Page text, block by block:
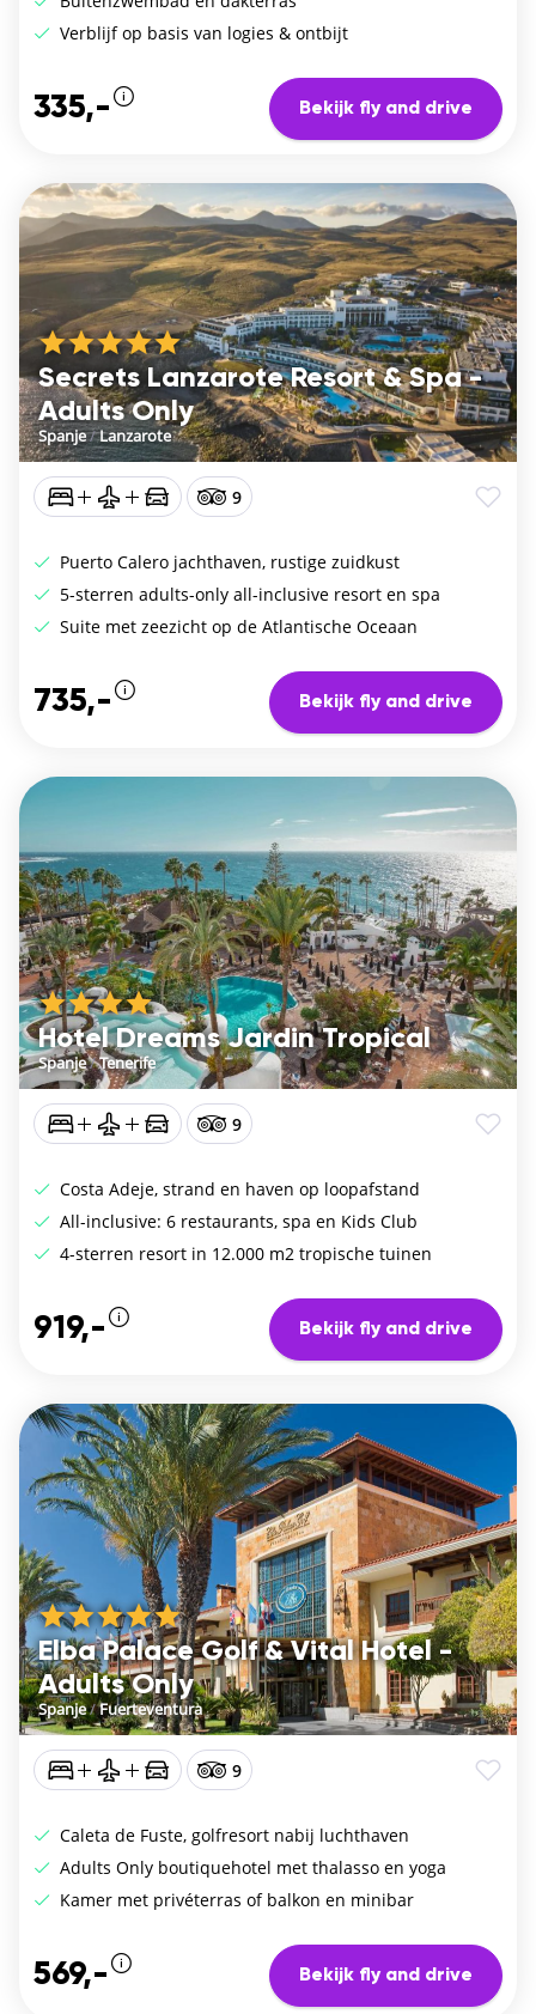
Verblijf op basis van logies & ontbijt
335,- Bekijk fly and drive
Secrets Lanzarote Resort & Spa -
Adults Only
Spanje/Lanzarote
9
Puerto Calero jachthaven, rustige zuidkust
5-sterren adults-only all-inclusive resort en spa
Suite met zeezicht op de Atlantische Oceaan
735,- Bekijk fly and drive
Hotel Dreams Jardin Tropical
Spanje/Tenerife
9
Costa Adeje, strand en haven op loopafstand
All-inclusive: 6 restaurants, spa en Kids Club
4-sterren resort in 12.000 m2 tropische tuinen
919,- Bekijk fly and drive
Elba Palace Golf & Vital Hotel -
Adults Only
Spanje/Fuerteventura
9
Caleta de Fuste, golfresort nabij luchthaven
Adults Only boutiquehotel met thalasso en yoga
Kamer met privéterras of balkon en minibar
569,- Bekijk fly and drive